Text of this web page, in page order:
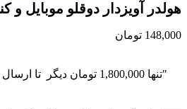
هولدر آویزدار دوقلو موبایل و
148,000 تومان
"تنها 1,800,000 تومان دیگر تا ارسال